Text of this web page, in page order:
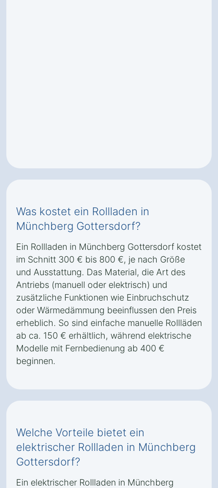
Was kostet ein Rollladen in
Münchberg Gottersdorf?
Ein Rollladen in Münchberg Gottersdorf kostet
im Schnitt 300 € bis 800 €, je nach Größe
und Ausstattung. Das Material, die Art des
Antriebs (manuell oder elektrisch) und
zusätzliche Funktionen wie Einbruchschutz
oder Wärmedämmung beeinflussen den Preis
erheblich. So sind einfache manuelle Rollläden
ab ca. 150 € erhältlich, während elektrische
Modelle mit Fernbedienung ab 400 €
beginnen.
Welche Vorteile bietet ein
elektrischer Rollladen in Münchberg
Gottersdorf?
Ein elektrischer Rollladen in Münchberg